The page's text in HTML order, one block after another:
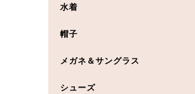
水着
帽子
メガネ＆サングラス
シューズ